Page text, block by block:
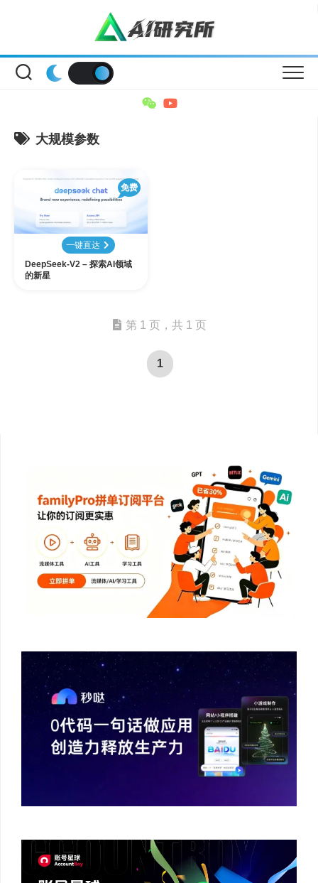
大规模参数
免费
一键直达
DeepSeek-V2 – 探索AI领域
的新星
第 1 页，共 1 页
1